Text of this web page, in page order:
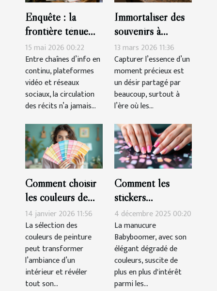
Enquête : la
frontière ténue
entre information,
culture et
manipulation
15 mai 2026 00:22
Entre chaînes d’info en
continu, plateformes
vidéo et réseaux
sociaux, la circulation
des récits n’a jamais...
Immortaliser des
souvenirs à
travers des porte-
clés sur mesure
13 mars 2026 11:36
Capturer l’essence d’un
moment précieux est
un désir partagé par
beaucoup, surtout à
l’ère où les...
Comment choisir
les couleurs de
peinture pour
harmoniser votre
espace ?
14 janvier 2026 11:56
La sélection des
couleurs de peinture
peut transformer
l’ambiance d’un
intérieur et révéler
tout son...
Comment les
stickers
simplifient-ils la
réalisation d'une
manucure
Babyboomer ?
4 décembre 2025 00:20
La manucure
Babyboomer, avec son
élégant dégradé de
couleurs, suscite de
plus en plus d'intérêt
parmi les...